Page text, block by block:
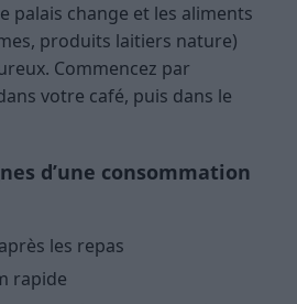
palais change et les aliments
produits laitiers nature)
Commencez par
votre café, puis dans le
d’une consommation
les repas
rapide